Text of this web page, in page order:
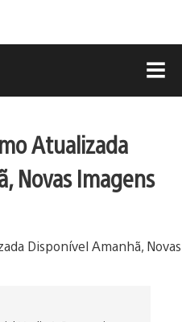
Atualizada
Novas Imagens